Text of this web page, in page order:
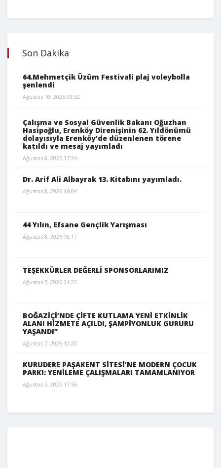
Son Dakika
64.Mehmetçik Üzüm Festivali plaj voleybolla
şenlendi
Ağustos 10, 2026 00:32
Çalışma ve Sosyal Güvenlik Bakanı Oğuzhan
Hasipoğlu, Erenköy Direnişinin 62. Yıldönümü
dolayısıyla Erenköy’de düzenlenen törene
katıldı ve mesaj yayımladı
Ağustos 8, 2026 17:34
Dr. Arif Ali Albayrak 13. Kitabını yayımladı.
Ağustos 8, 2026 16:04
44 Yılın, Efsane Gençlik Yarışması
Ağustos 8, 2026 08:17
TEŞEKKÜRLER DEĞERLİ SPONSORLARIMIZ
Ağustos 7, 2026 21:35
BOĞAZİÇİ’NDE ÇİFTE KUTLAMA YENİ ETKİNLİK
ALANI HİZMETE AÇILDI, ŞAMPİYONLUK GURURU
YAŞANDI”
Ağustos 7, 2026 10:20
KURUDERE PAŞAKENT SİTESİ’NE MODERN ÇOCUK
PARKI: YENİLEME ÇALIŞMALARI TAMAMLANIYOR
Ağustos 5, 2026 17:56